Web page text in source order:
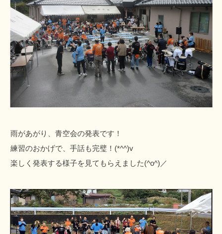
雨があがり、青空会の発表です！
練習のおかげで、手話も完璧！(*^^)v
楽しく発表する様子を見てもらえました(^o^)／